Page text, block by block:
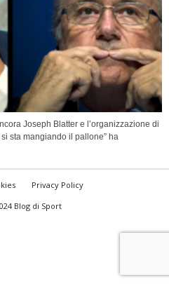
Joseph Blatter e l’organizzazione di
sta mangiando il pallone” ha
Privacy Policy
Blog di Sport